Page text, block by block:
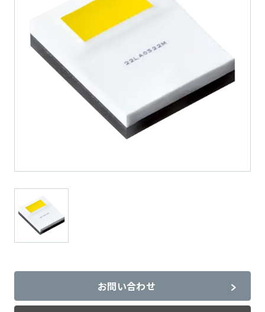
お問い合わせ